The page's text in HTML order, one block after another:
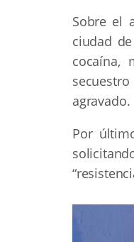
Sobre el
ciudad
cocaína,
agravado.
Por